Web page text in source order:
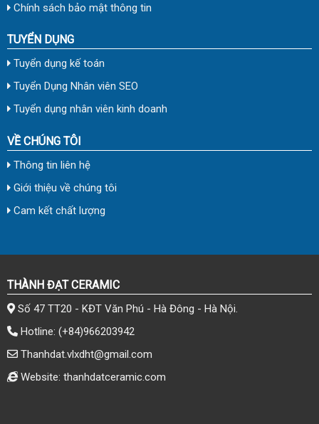
Chính sách bảo mật thông tin
TUYỂN DỤNG
Tuyển dụng kế toán
Tuyển Dụng Nhân viên SEO
Tuyển dụng nhân viên kinh doanh
VỀ CHÚNG TÔI
Thông tin liên hệ
Giới thiệu về chúng tôi
Cam kết chất lượng
THÀNH ĐẠT CERAMIC
Số 47 TT20 - KĐT Văn Phú - Hà Đông - Hà Nội.
Hotline: (+84)966203942
Thanhdat.vlxdht@gmail.com
Website: thanhdatceramic.com